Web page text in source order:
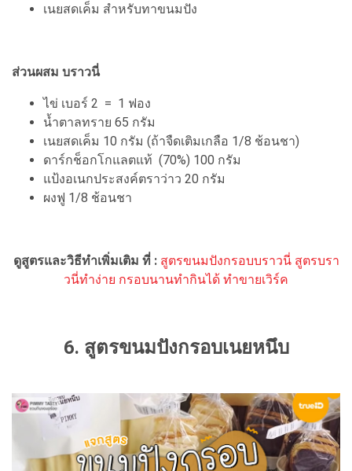
เนยสดเค็ม สำหรับทาขนมปัง
ส่วนผสม บราวนี่
ไข่ เบอร์ 2 = 1 ฟอง
น้ำตาลทราย 65 กรัม
เนยสดเค็ม 10 กรัม (ถ้าจืดเติมเกลือ 1/8 ช้อนชา)
ดาร์กช็อกโกแลตแท้ (70%) 100 กรัม
แป้งอเนกประสงค์ตราว่าว 20 กรัม
ผงฟู 1/8 ช้อนชา
ดูสูตรและวิธีทำเพิ่มเติม ที่ : สูตรขนมปังกรอบบราวนี่ สูตรบรา
วนี่ทำง่าย กรอบนานทำกินได้ ทำขายเวิร์ค
6. สูตรขนมปังกรอบเนยหนึบ